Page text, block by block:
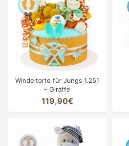
Windeltorte für Jungs 1.251
– Giraffe
119,90€